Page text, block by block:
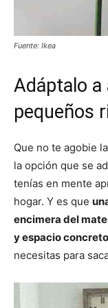
Fuente: Ikea
Adáptalo a
pequeños
Que no te agobie
la opción que se
tenías en mente
hogar. Y es que
encimera del
y espacio concreto
necesitas para